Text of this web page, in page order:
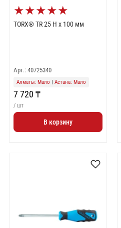
★★★★★
TORX® TR 25 H x 100 мм
Арт.: 40725340
Алматы: Мало Астана: Мало
7 720 ₸
/ шт
В корзину